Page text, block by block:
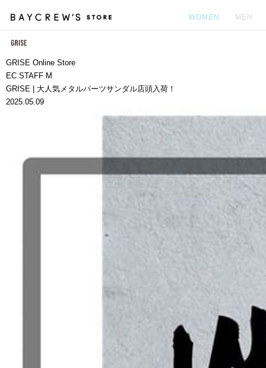
WOMEN MEN
GRISE Online Store
EC STAFF M
GRISE | 大人気メタルパーツサンダル店頭入荷！
2025.05.09